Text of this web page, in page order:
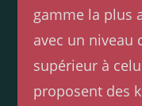
gamme la plus
avec un niveau
supérieur à
proposent des